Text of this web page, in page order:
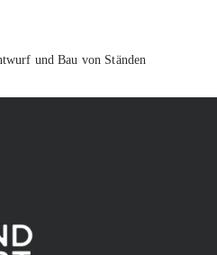
und Bau von Ständen